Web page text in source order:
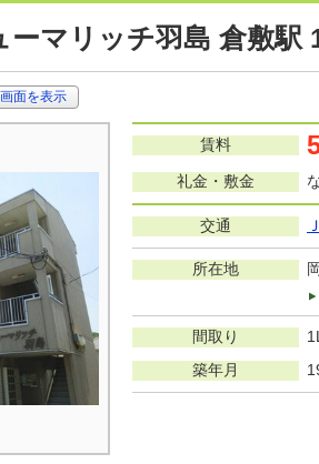
ーマリッチ羽島 倉敷駅
面を表示
賃料
礼金・敷金
交通
所在地
間取り
築年月